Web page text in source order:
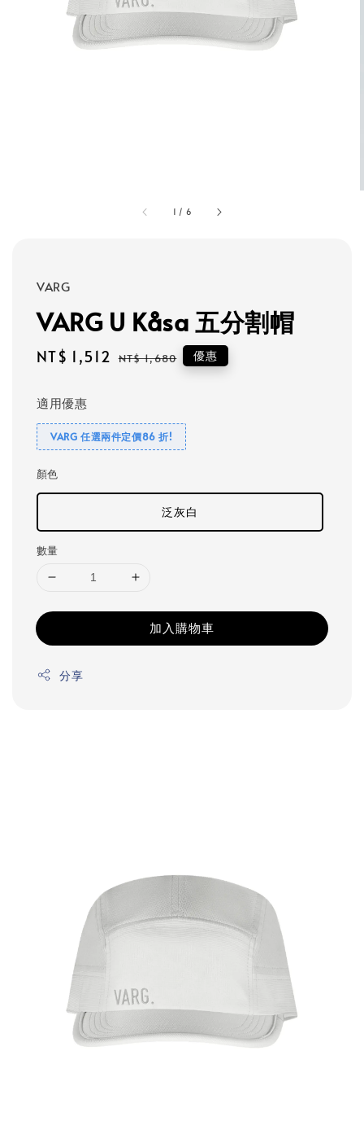
1 / 6
VARG
VARG U Kåsa 五分割帽
Sale
NT$ 1,512 Regular
NT$ 1,680 優惠
適用優惠
VARG 任選兩件定價86 折!
顏色
泛灰白
數量
加入購物車
分享